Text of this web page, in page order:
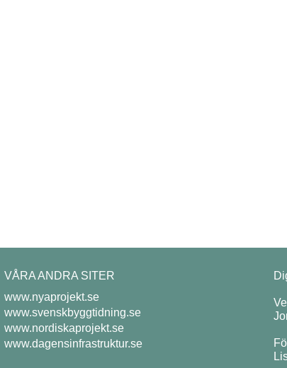
VÅRA ANDRA SITER
www.nyaprojekt.se
www.svenskbyggtidning.se
www.nordiskaprojekt.se
www.dagensinfrastruktur.se